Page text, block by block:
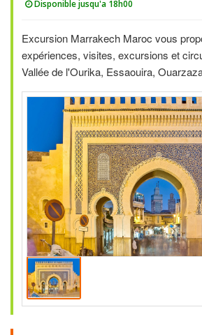
Disponible jusqu'a 18h00
Excursion Marrakech Maroc vous
expériences, visites, excursions et
Vallée de l'Ourika, Essaouira,